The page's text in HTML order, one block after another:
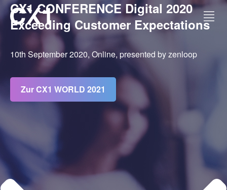
CX1 WORLD
CX1 MINI
RECAP
KONTAKT
Kein Event verpassen
CX1 CONFERENCE Digital 2020
Exceeding Customer Expectations
10th September 2020, Online, presented by zenloop
Zur CX1 WORLD 2021